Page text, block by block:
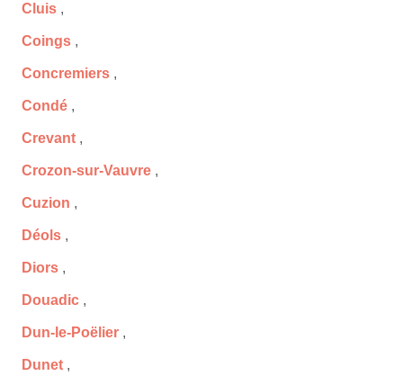
Cluis ,
Coings ,
Concremiers ,
Condé ,
Crevant ,
Crozon-sur-Vauvre ,
Cuzion ,
Déols ,
Diors ,
Douadic ,
Dun-le-Poëlier ,
Dunet ,